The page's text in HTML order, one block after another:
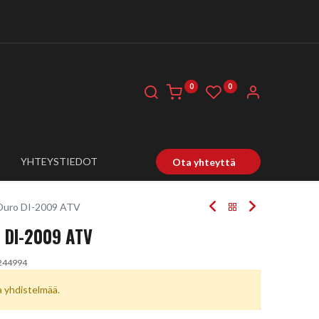
0 0
YHTEYSTIEDOT Ota yhteyttä
DI-2009 ATV
DI-2009 ATV
yhdistelmää.